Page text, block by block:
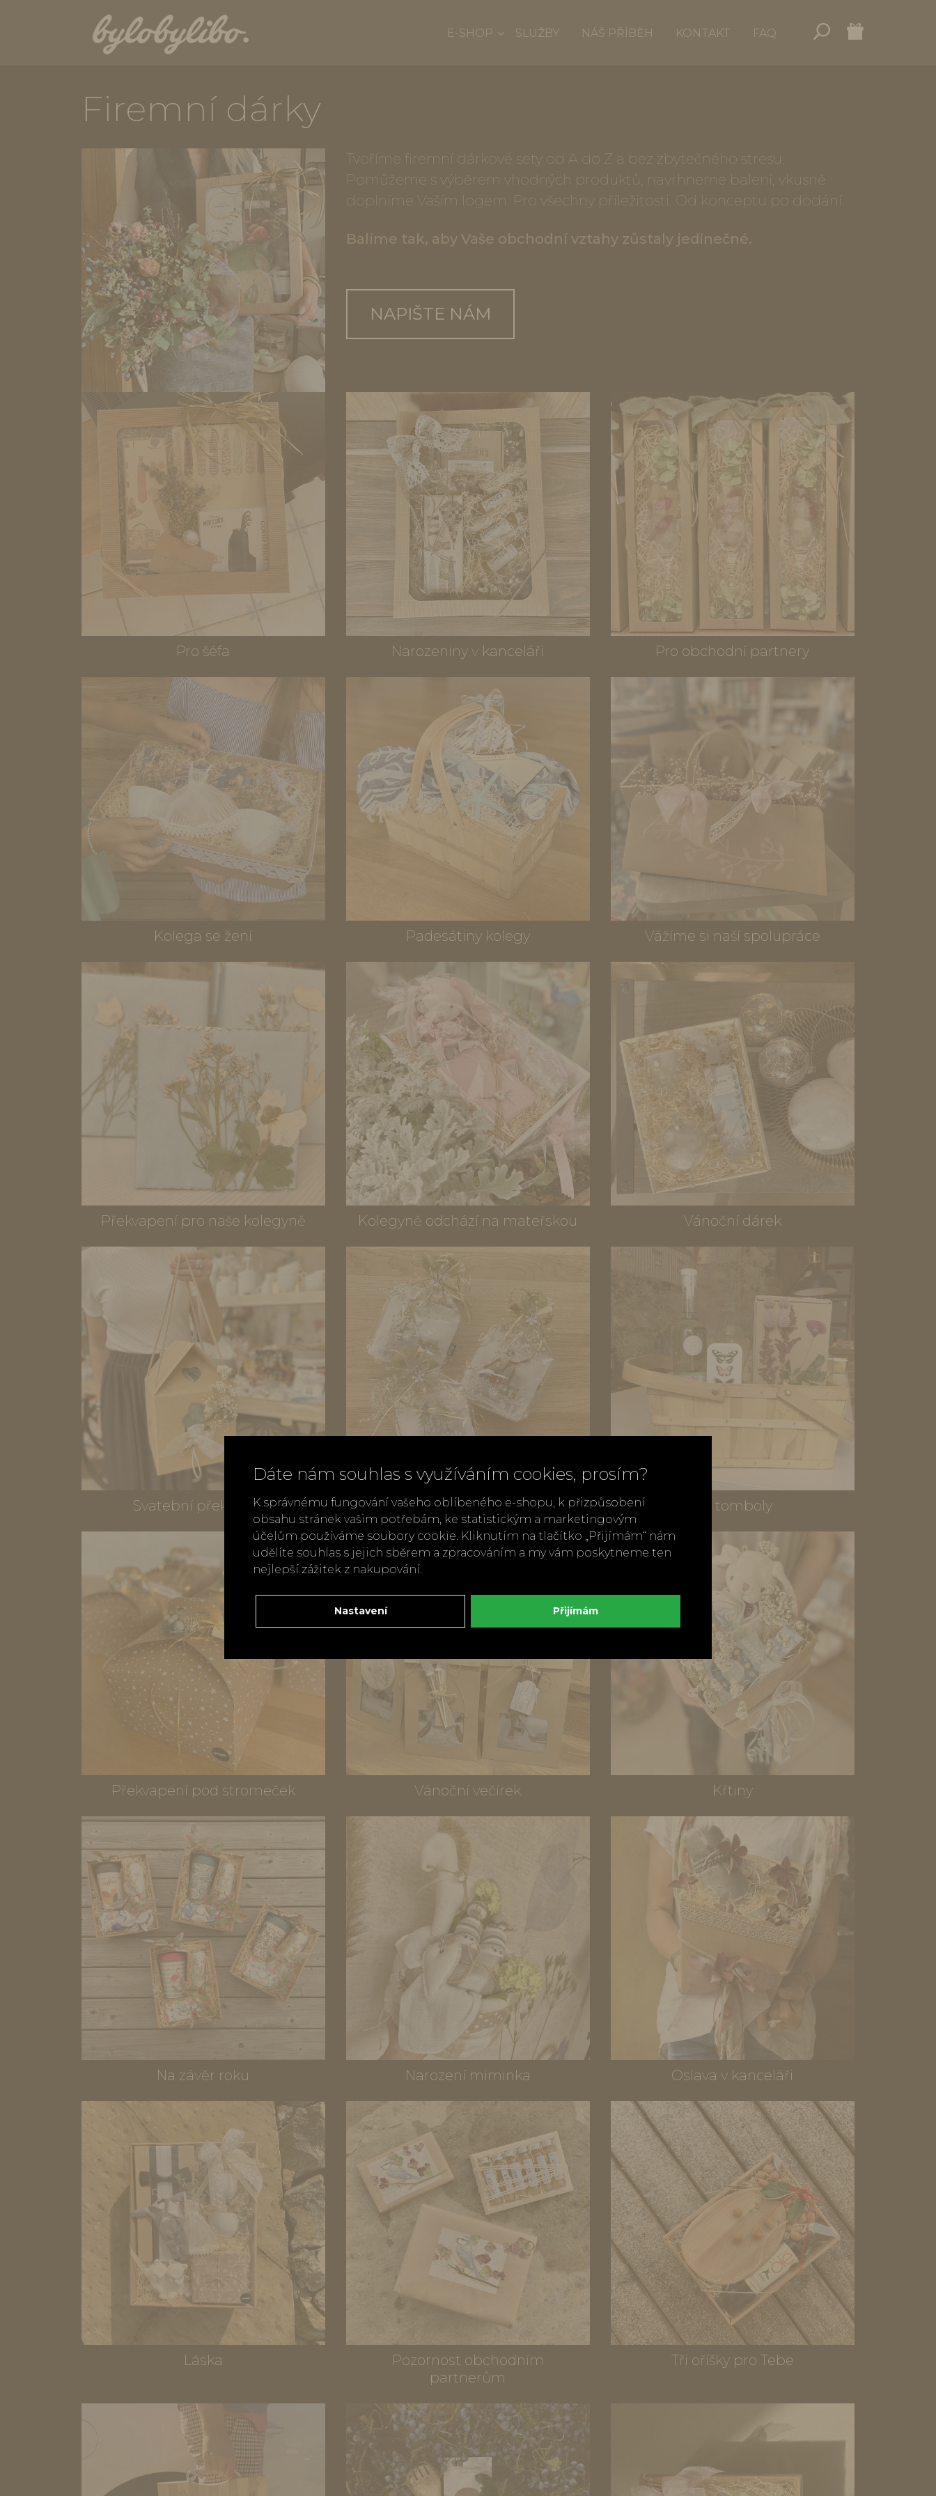
Firemní dárky
Tvoříme firemní dárkové sety od A do Z a bez zbytečného stresu.
Pomůžeme s výběrem vhodných produktů, navrhneme balení, vkusně
doplníme Vaším logem. Pro všechny příležitosti. Od konceptu po dodání.
Balíme tak, aby Vaše obchodní vztahy zůstaly jedinečné.
NAPIŠTE NÁM
Pro šéfa Narozeniny v kanceláři Pro obchodní partnery
Kolega se žení Padesátiny kolegy Vážíme si naší spolupráce
Překvapení pro naše kolegyně Kolegyně odchází na mateřskou Vánoční dárek
Svatební překvapení Poděkování klientům Do tomboly
Překvapení pod stromeček Vánoční večírek Křtiny
Na závěr roku Narození miminka Oslava v kanceláři
Láska
Pozornost obchodním
partnerům
Tři oříšky pro Tebe
E-SHOP SLUŽBY NÁŠ PŘÍBĚH KONTAKT FAQ
Dáte nám souhlas s využíváním cookies, prosím?
K správnému fungování vašeho oblíbeného e-shopu, k přizpůsobení
obsahu stránek vašim potřebám, ke statistickým a marketingovým
účelům používáme soubory cookie. Kliknutím na tlačítko „Přijímám“ nám
udělíte souhlas s jejich sběrem a zpracováním a my vám poskytneme ten
nejlepší zážitek z nakupování.
Nastavení Přijímám